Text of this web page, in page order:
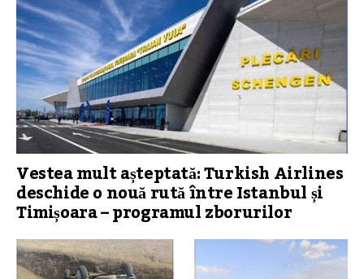
Vestea mult așteptată: Turkish Airlines
deschide o nouă rută între Istanbul și
Timișoara – programul zborurilor